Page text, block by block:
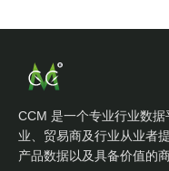
CCM 是一个专业行业数
业、贸易商及行业从业者
产品数据以及具备价值的商